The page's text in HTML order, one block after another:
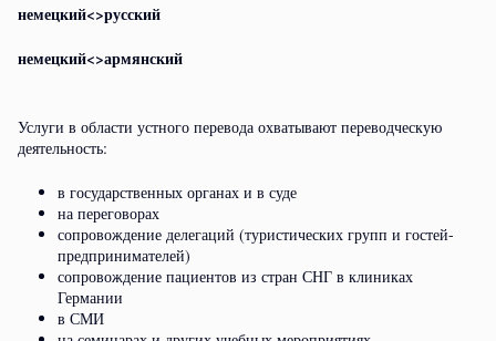
немецкий<>русский
немецкий<>армянский
Услуги в области устного перевода охватывают переводческую
деятельность:
в государственных органах и в суде
на переговорах
сопровождение делегаций (туристических групп и гостей-
предпринимателей)
сопровождение пациентов из стран СНГ в клиниках
Германии
в СМИ